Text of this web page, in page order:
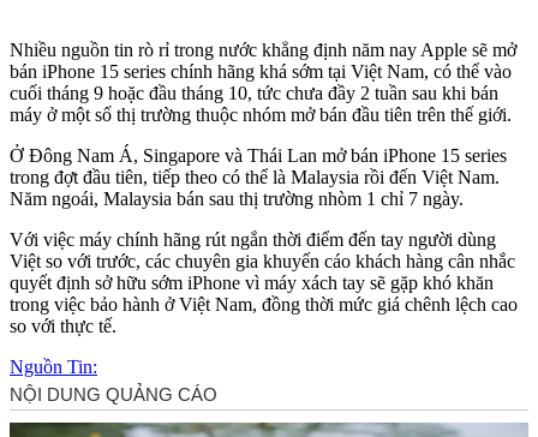
Nhiều nguồn tin rò rỉ trong nước khẳng định năm nay Apple sẽ mở
bán iPhone 15 series chính hãng khá sớm tại Việt Nam, có thể vào
cuối tháng 9 hoặc đầu tháng 10, tức chưa đầy 2 tuần sau khi bán
máy ở một số thị trường thuộc nhóm mở bán đầu tiên trên thế giới.
Ở Đông Nam Á, Singapore và Thái Lan mở bán iPhone 15 series
trong đợt đầu tiên, tiếp theo có thể là Malaysia rồi đến Việt Nam.
Năm ngoái, Malaysia bán sau thị trường nhòm 1 chỉ 7 ngày.
Với việc máy chính hãng rút ngắn thời điểm đến tay người dùng
Việt so với trước, các chuyên gia khuyến cáo khách hàng cân nhắc
quyết định sở hữu sớm iPhone vì máy xách tay sẽ gặp khó khăn
trong việc bảo hành ở Việt Nam, đồng thời mức giá chênh lệch cao
so với thực tế.
Nguồn Tin: